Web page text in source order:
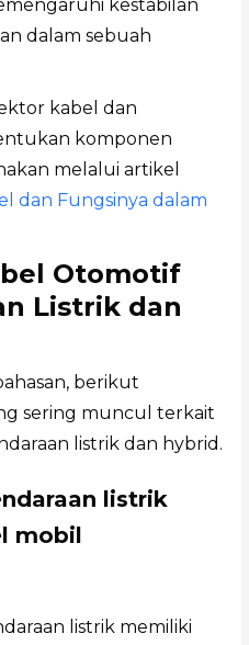
kestabilan
dalam sebuah
kabel dan
komponen
melalui artikel
dan Fungsinya dalam
Otomotif
Listrik dan
berikut
sering muncul terkait
listrik dan hybrid.
listrik
mobil
listrik memiliki